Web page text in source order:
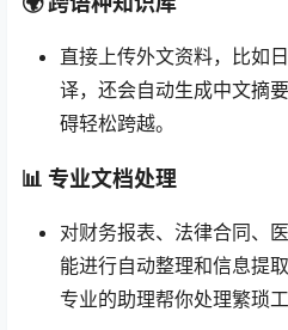
直接上传外文资料，比如
译，还会自动生成中文摘
碍轻松跨越。
📊 专业文档处理
对财务报表、法律合同、
能进行自动整理和信息提
专业的助理帮你处理繁琐工